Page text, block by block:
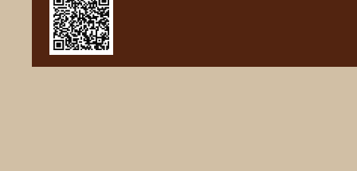
2022年2月
2022年1月
2021年11月
2021年10月
2021年9月